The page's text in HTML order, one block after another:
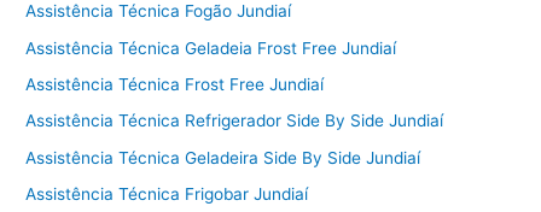
Assistência Técnica Fogão Jundiaí
Assistência Técnica Geladeia Frost Free Jundiaí
Assistência Técnica Frost Free Jundiaí
Assistência Técnica Refrigerador Side By Side Jundiaí
Assistência Técnica Geladeira Side By Side Jundiaí
Assistência Técnica Frigobar Jundiaí